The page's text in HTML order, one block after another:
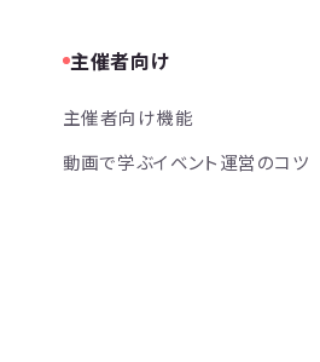
主催者向け
主催者向け機能
動画で学ぶイベント運営のコツ